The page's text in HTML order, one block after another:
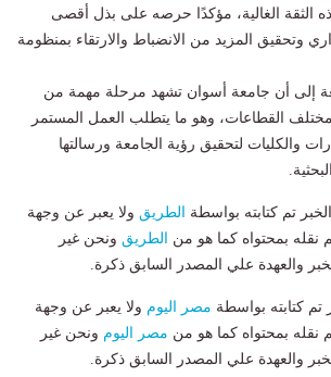
الثقة الغالية، مؤكدًا حرصه على بذل أقصى
وتحقيق المزيد من الانضباط والارتقاء بمنظومة
إلى أن جامعة أسوان تشهد مرحلة مهمة من
القطاعات، وهو ما يتطلب العمل المستمر
والكليات لتحقيق رؤية الجامعة ورسالتها
تم كتابته بواسطة الطريق ولا يعبر عن وجهة
نقله بمحتواه كما هو من الطريق ونحن غير
والعهدة علي المصدر السابق ذكرة.
تم كتابته بواسطة مصر اليوم ولا يعبر عن وجهة
نقله بمحتواه كما هو من مصر اليوم ونحن غير
والعهدة علي المصدر السابق ذكرة.